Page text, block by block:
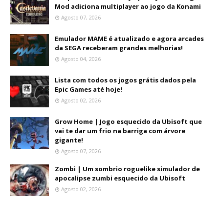
Mod adiciona multiplayer ao jogo da Konami
Agosto 07, 2026
Emulador MAME é atualizado e agora arcades
da SEGA receberam grandes melhorias!
Agosto 04, 2026
Lista com todos os jogos grátis dados pela
Epic Games até hoje!
Agosto 02, 2026
Grow Home | Jogo esquecido da Ubisoft que
vai te dar um frio na barriga com árvore
gigante!
Agosto 07, 2026
Zombi | Um sombrio roguelike simulador de
apocalipse zumbi esquecido da Ubisoft
Agosto 02, 2026